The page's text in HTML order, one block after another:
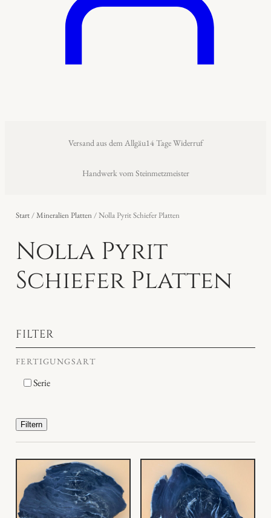
Versand aus dem Allgäu14 Tage Widerruf
Handwerk vom Steinmetzmeister
Start/Mineralien Platten/ Nolla Pyrit Schiefer Platten
Nolla Pyrit
Schiefer Platten
FILTER
FERTIGUNGSART
Serie
Filtern